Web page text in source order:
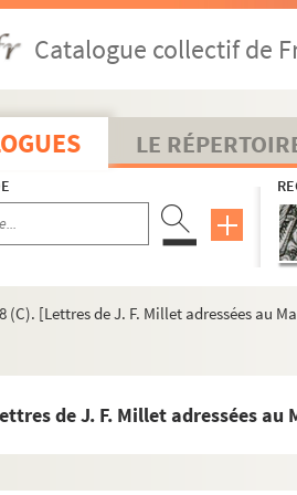
Catalogue collectif de
LE
(C). [Lettres de J. F. Millet adressées au
de J. F. Millet adressées
et Normandie
et Normandie
et Normandie
et Normandie
et Normandie
et Normandie
Cerdagne et Normandie